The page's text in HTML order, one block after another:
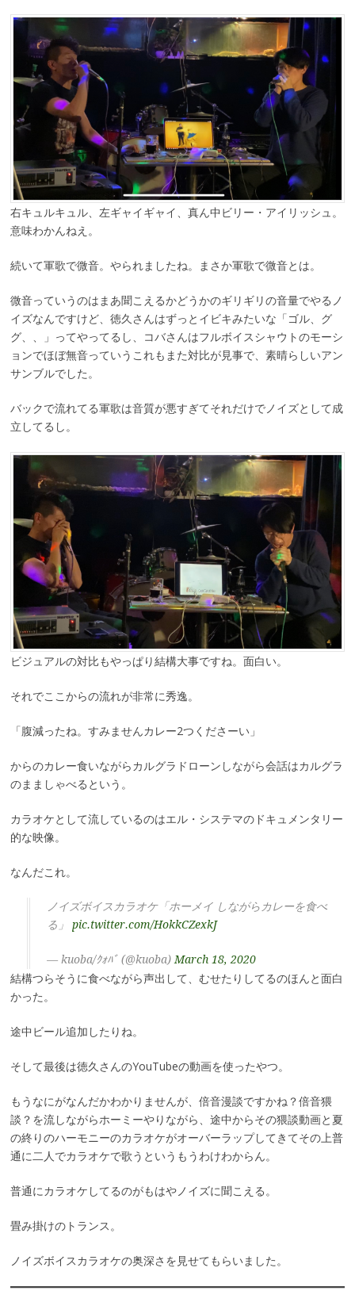
右キュルキュル、左ギャイギャイ、真ん中ビリー・アイリッシュ。
意味わかんねえ。
続いて軍歌で微音。やられましたね。まさか軍歌で微音とは。
微音っていうのはまあ聞こえるかどうかのギリギリの音量でやるノ
イズなんですけど、徳久さんはずっとイビキみたいな「ゴル、グ
グ、、」ってやってるし、コバさんはフルボイスシャウトのモーシ
ョンでほぼ無音っていうこれもまた対比が見事で、素晴らしいアン
サンブルでした。
バックで流れてる軍歌は音質が悪すぎてそれだけでノイズとして成
立してるし。
ビジュアルの対比もやっぱり結構大事ですね。面白い。
それでここからの流れが非常に秀逸。
「腹減ったね。すみませんカレー2つくださーい」
からのカレー食いながらカルグラドローンしながら会話はカルグラ
のまましゃべるという。
カラオケとして流しているのはエル・システマのドキュメンタリー
的な映像。
なんだこれ。
ノイズボイスカラオケ「ホーメイ しながらカレーを食べ
る」 pic.twitter.com/HokkCZexkJ
— kuoba/ｸｫﾊﾞ (@kuoba)March 18, 2020
結構つらそうに食べながら声出して、むせたりしてるのほんと面白
かった。
途中ビール追加したりね。
そして最後は徳久さんのYouTubeの動画を使ったやつ。
もうなにがなんだかわかりませんが、倍音漫談ですかね？倍音猥
談？を流しながらホーミーやりながら、途中からその猥談動画と夏
の終りのハーモニーのカラオケがオーバーラップしてきてその上普
通に二人でカラオケで歌うというもうわけわからん。
普通にカラオケしてるのがもはやノイズに聞こえる。
畳み掛けのトランス。
ノイズボイスカラオケの奥深さを見せてもらいました。